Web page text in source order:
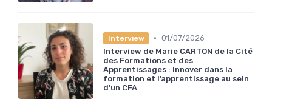
Interview • 01/07/2026
Interview de Marie CARTON de la Cité
des Formations et des
Apprentissages : Innover dans la
formation et l’apprentissage au sein
d’un CFA